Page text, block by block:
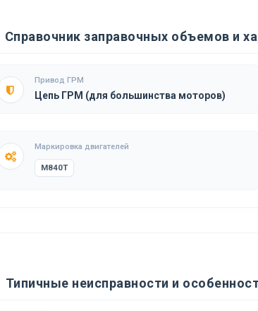
Справочник заправочных объемов и
Привод ГРМ
Цепь ГРМ (для большинства моторов)
Маркировка двигателей
M840T
Типичные неисправности и